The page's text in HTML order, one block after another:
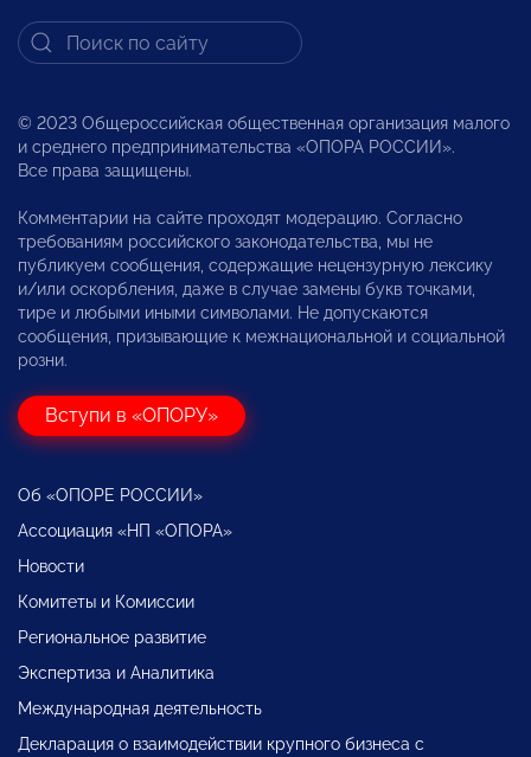
© 2023 Общероссийская общественная организация малого
и среднего предпринимательства «ОПОРА РОССИИ».
Все права защищены.
Комментарии на сайте проходят модерацию. Согласно
требованиям российского законодательства, мы не
публикуем сообщения, содержащие нецензурную лексику
и/или оскорбления, даже в случае замены букв точками,
тире и любыми иными символами. Не допускаются
сообщения, призывающие к межнациональной и социальной
розни.
Вступи в «ОПОРУ»
Об «ОПОРЕ РОССИИ»
Ассоциация «НП «ОПОРА»
Новости
Комитеты и Комиссии
Региональное развитие
Экспертиза и Аналитика
Международная деятельность
Декларация о взаимодействии крупного бизнеса с